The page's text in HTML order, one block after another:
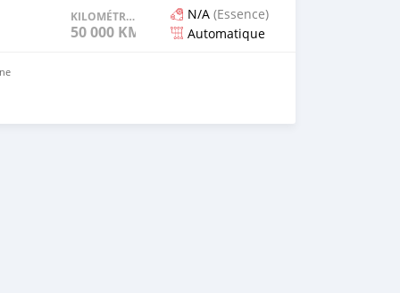
KILOMÉTRAGE
50 000 KM
N/A (Essence)
Automatique